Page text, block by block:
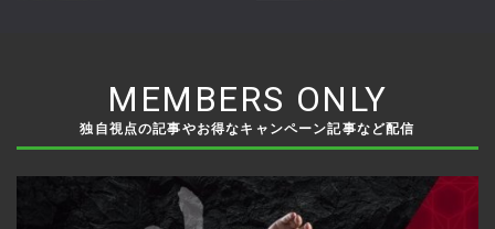
MEMBERS ONLY
独自視点の記事やお得なキャンペーン記事など配信